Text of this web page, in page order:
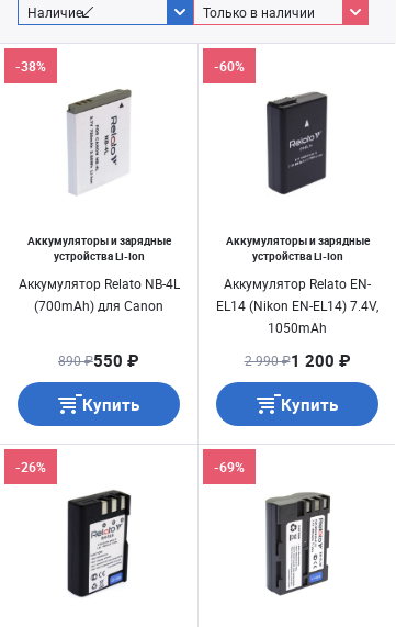
Наличие Только в наличии
Аккумуляторы и зарядные
устройства Li-Ion
Аккумулятор Relato NB-4L
(700mAh) для Canon
-38%
890 ₽550 ₽
Купить
Аккумуляторы и зарядные
устройства Li-Ion
Аккумулятор Relato EN-
EL14 (Nikon EN-EL14) 7.4V,
1050mAh
-60%
2 990 ₽1 200 ₽
Купить
-26% -69%